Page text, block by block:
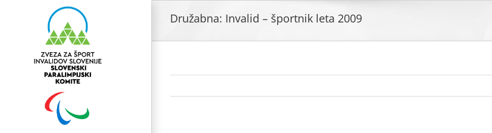
Družabna: Invalid – športnik leta 2009